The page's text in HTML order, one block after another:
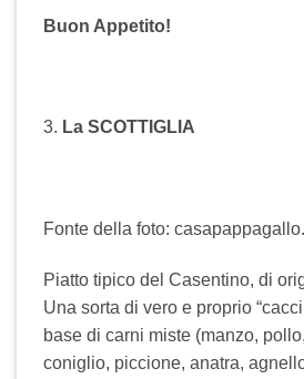
Buon Appetito!
3. La SCOTTIGLIA
Fonte della foto:
Piatto tipico del Casentino, di
Una sorta di vero e proprio
base di carni miste (manzo,
coniglio, piccione, anatra,